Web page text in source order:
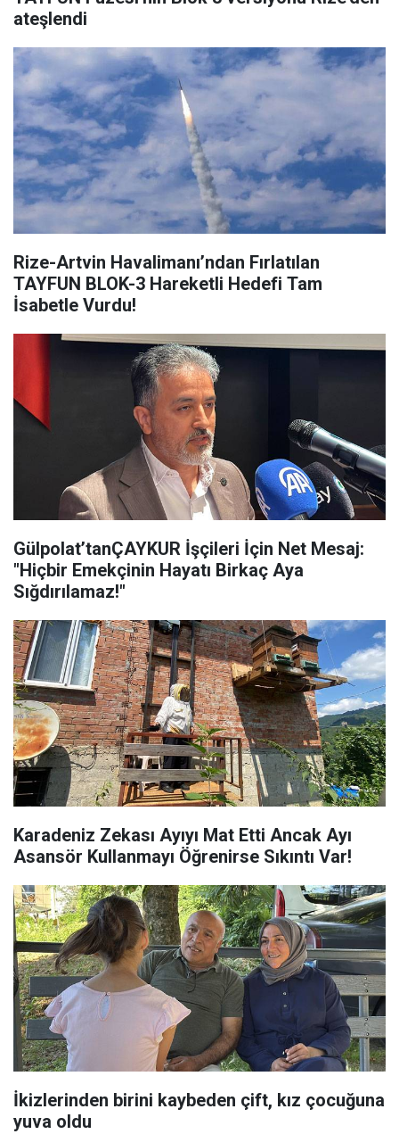
ateşlendi
Rize-Artvin Havalimanı’ndan Fırlatılan
TAYFUN BLOK-3 Hareketli Hedefi Tam
İsabetle Vurdu!
Gülpolat’tanÇAYKUR İşçileri İçin Net Mesaj:
"Hiçbir Emekçinin Hayatı Birkaç Aya
Sığdırılamaz!"
Karadeniz Zekası Ayıyı Mat Etti Ancak Ayı
Asansör Kullanmayı Öğrenirse Sıkıntı Var!
İkizlerinden birini kaybeden çift, kız çocuğuna
yuva oldu